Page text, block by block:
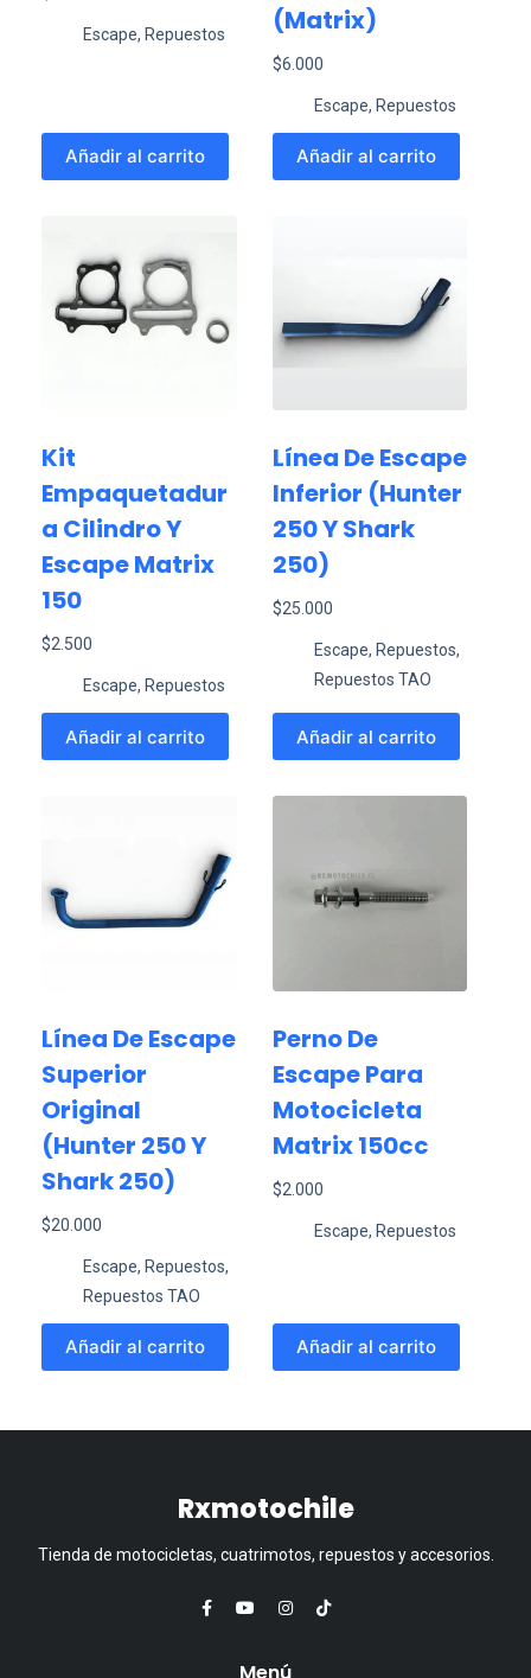
Escape, Repuestos
Añadir al carrito
(matrix)
$6.000
Escape, Repuestos
Añadir al carrito
Kit
Empaquetadur
A Cilindro Y
Escape Matrix
150
$2.500
Escape, Repuestos
Añadir al carrito
Línea De Escape
Inferior (Hunter
250 Y Shark
250)
$25.000
Escape, Repuestos,
Repuestos TAO
Añadir al carrito
Línea De Escape
Superior
Original
(hunter 250 Y
Shark 250)
$20.000
Escape, Repuestos,
Repuestos TAO
Añadir al carrito
Perno De
Escape Para
Motocicleta
Matrix 150cc
$2.000
Escape, Repuestos
Añadir al carrito
Rxmotochile
Tienda de motocicletas, cuatrimotos, repuestos y accesorios.
Menú